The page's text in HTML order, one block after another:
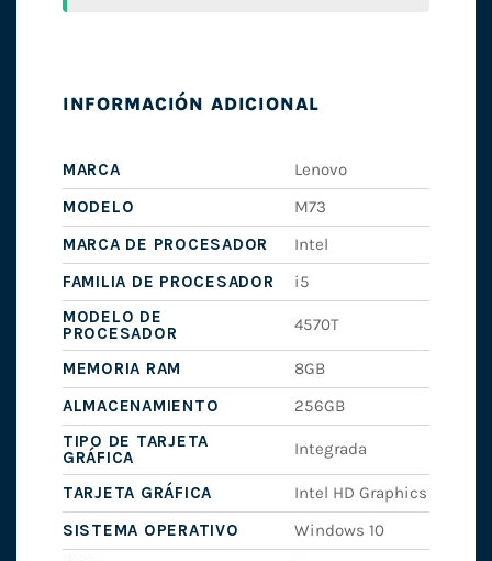
INFORMACIÓN ADICIONAL
MARCA
Lenovo
MODELO
M73
MARCA DE PROCESADOR
Intel
FAMILIA DE PROCESADOR
i5
MODELO DE
PROCESADOR
4570T
MEMORIA RAM
8GB
ALMACENAMIENTO
256GB
TIPO DE TARJETA
GRÁFICA
Integrada
TARJETA GRÁFICA
Intel HD Graphics
SISTEMA OPERATIVO
Windows 10